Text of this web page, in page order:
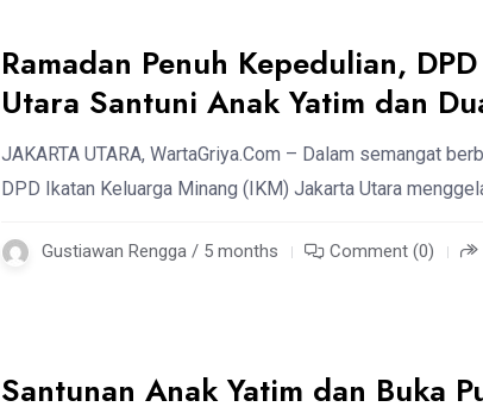
Ramadan Penuh Kepedulian,
Utara Santuni Anak Yatim dan
JAKARTA UTARA, WartaGriya.Com – Dalam semangat
DPD Ikatan Keluarga Minang (IKM) Jakarta Utara
Gustiawan Rengga / 5 months Comment (0)
Santunan Anak Yatim dan Buka